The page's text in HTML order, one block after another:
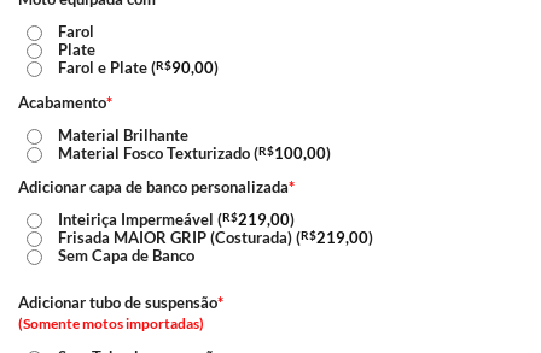
Farol
Plate
Farol e Plate (R$90,00)
Acabamento*
Material Brilhante
Material Fosco Texturizado (R$100,00)
Adicionar capa de banco personalizada*
Inteiriça Impermeável (R$219,00)
Frisada MAIOR GRIP (Costurada) (R$219,00)
Sem Capa de Banco
Adicionar tubo de suspensão*
(Somente motos importadas)